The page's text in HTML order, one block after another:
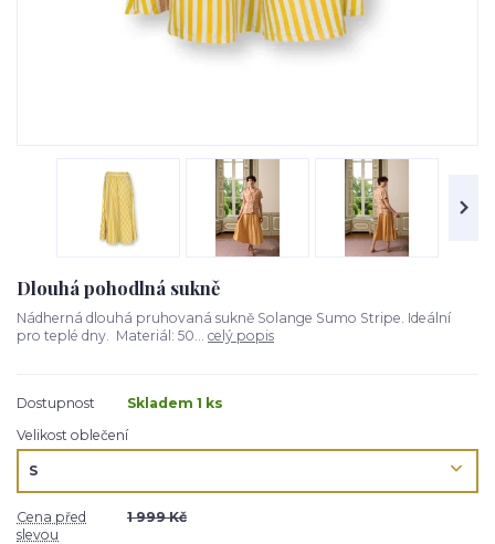
Dlouhá pohodlná sukně
Nádherná dlouhá pruhovaná sukně Solange Sumo Stripe. Ideální
pro teplé dny. Materiál: 50... celý popis
Dostupnost
Skladem 1 ks
Velikost oblečení
Cena před
slevou
1 999 Kč